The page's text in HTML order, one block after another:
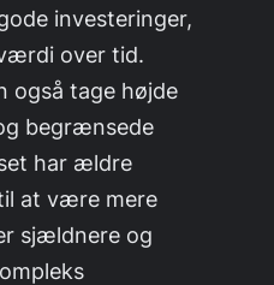
investeringer,
over tid.
også tage højde
begrænsede
har ældre
at være mere
sjældnere og